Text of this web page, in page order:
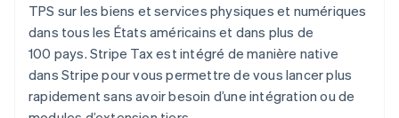
TPS sur les biens et services physiques et numériques
dans tous les États américains et dans plus de
100 pays. Stripe Tax est intégré de manière native
dans Stripe pour vous permettre de vous lancer plus
rapidement sans avoir besoin d’une intégration ou de